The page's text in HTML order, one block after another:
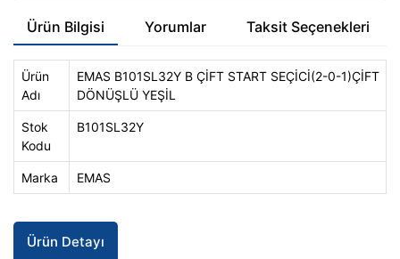
Ürün Bilgisi Yorumlar Taksit Seçenekleri
Ürün
Adı
EMAS B101SL32Y B ÇİFT START SEÇİCİ(2-0-1)ÇİFT
DÖNÜŞLÜ YEŞİL
Stok
Kodu
B101SL32Y
Marka EMAS
Ürün Detayı